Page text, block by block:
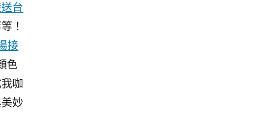
台
！
接
色
咖
妙